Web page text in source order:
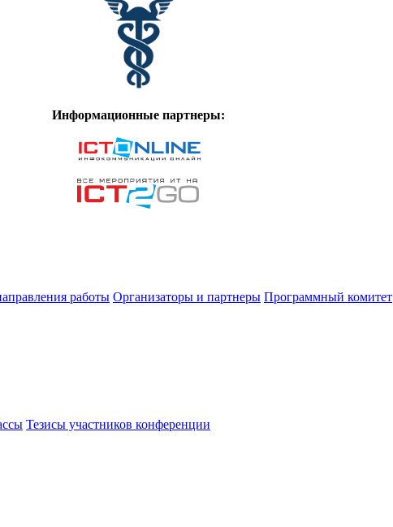
Информационные партнеры:
работы Организаторы и партнеры Программный комитет
Тезисы участников конференции